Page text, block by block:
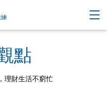
點
理財生活不窮忙